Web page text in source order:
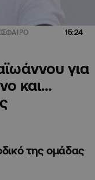
15:24
για
και…
της ομάδας